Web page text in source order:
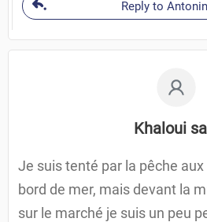
Reply to
Khaloui
Je suis tenté par la pêche
bord de mer, mais devant la
sur le marché je suis un peu